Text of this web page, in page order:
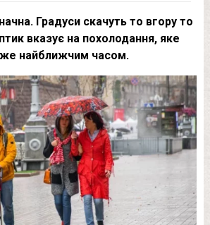
Градуси скачуть то вгору то
вказує на похолодання, яке
найближчим часом.